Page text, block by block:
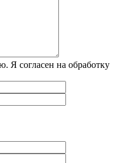
Я согласен на обработку